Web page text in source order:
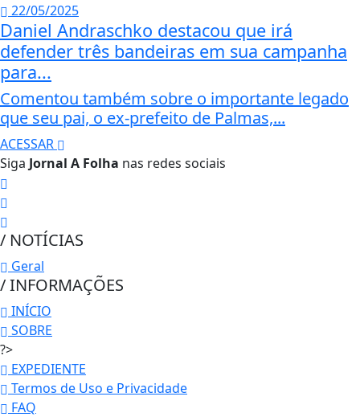
22/05/2025
Daniel Andraschko destacou que irá
defender três bandeiras em sua campanha
para...
Comentou também sobre o importante legado
que seu pai, o ex-prefeito de Palmas,...
ACESSAR
Siga Jornal A Folha nas redes sociais
/ NOTÍCIAS
Geral
/ INFORMAÇÕES
INÍCIO
SOBRE
?>
EXPEDIENTE
Termos de Uso e Privacidade
FAQ